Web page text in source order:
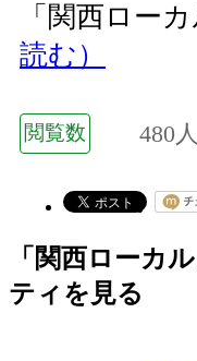
「関西ロー
読む）
閲覧数 480人
「関西ローカ
ティを見る